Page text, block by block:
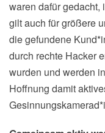
waren dafür gedacht,
gilt auch für größere
die gefundene
durch rechte Hacker
wurden und werden
Hoffnung damit